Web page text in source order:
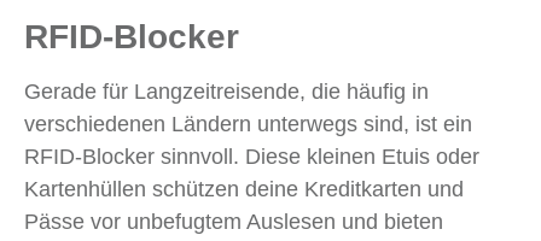
RFID-Blocker
Gerade für Langzeitreisende, die häufig in
verschiedenen Ländern unterwegs sind, ist ein
RFID-Blocker sinnvoll. Diese kleinen Etuis oder
Kartenhüllen schützen deine Kreditkarten und
Pässe vor unbefugtem Auslesen und bieten